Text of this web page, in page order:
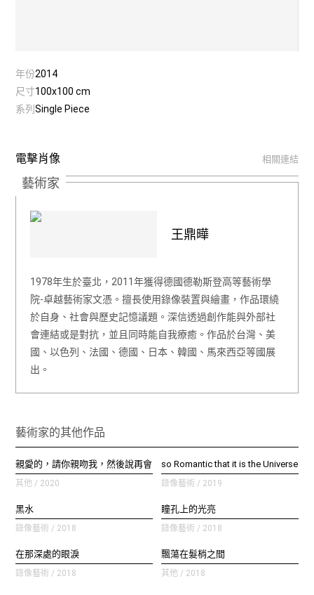
年份2014
尺寸100x100 cm
系列Single Piece
電擊肖像 相關連結
藝術家
王鼎曄
1978年生於臺北，2011年獲得德國德勒斯登高等藝術學
院-卓越藝術家文憑。擅長使用錄像裝置與繪畫，作品環繞
於自身、社會與歷史記憶議題。深信透過創作能與外部社
會連結或是對抗，並且同時能自我療癒。作品於台灣、美
國、以色列、法國、德國、日本、韓國、馬來西亞等國展
出。
藝術家的其他作品
親愛的，請你親吻我，然後說再會
其他 / 2020
so Romantic that it is the Universe
錄像藝術 / 2019
黑水
錄像藝術 / 2018
瞳孔上的光亮
錄像藝術 / 2018
在那深處的眼淚
錄像藝術 / 2018
飄蕩在髮梢之間
其他 / 2018